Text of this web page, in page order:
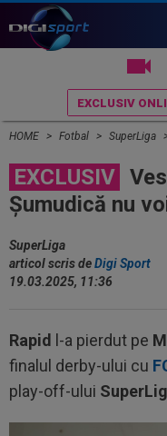
EXCLUSIV
HOME Fotbal SuperLiga
EXCLUSIV
Șumudică nu
SuperLiga
articol scris deDigi Sport
19.03.2025, 11:36
Rapid l-a pierdut pe
finalul derby-ului cu
play-off-ului